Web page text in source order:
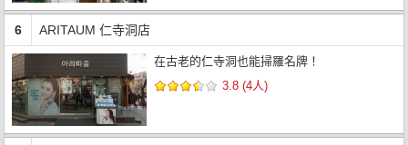
6 ARITAUM 仁寺洞店
在古老的仁寺洞也能掃羅名牌！
3.8 (4人)